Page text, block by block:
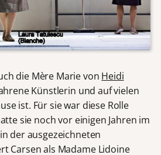
die Mère Marie von Heidi
Künstlerin und auf vielen
ist. Für sie war diese Rolle
sie noch vor einigen Jahren im
der ausgezeichneten
Carsen als Madame Lidoine